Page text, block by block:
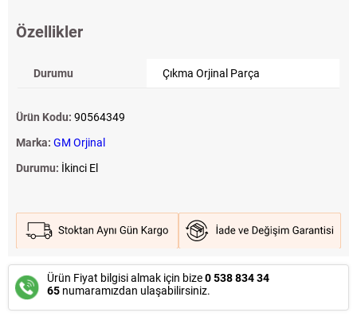
Özellikler
Durumu Çıkma Orjinal Parça
Ürün Kodu: 90564349
Marka: GM Orjinal
Durumu: İkinci El
Ürün Fiyat bilgisi almak için bize0 538 834 34
65 numaramızdan ulaşabilirsiniz.